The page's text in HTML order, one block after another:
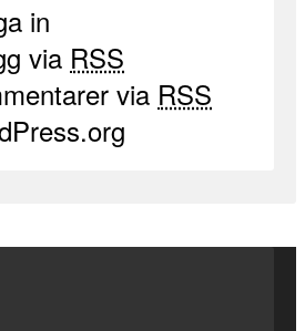
in
via RSS
via RSS